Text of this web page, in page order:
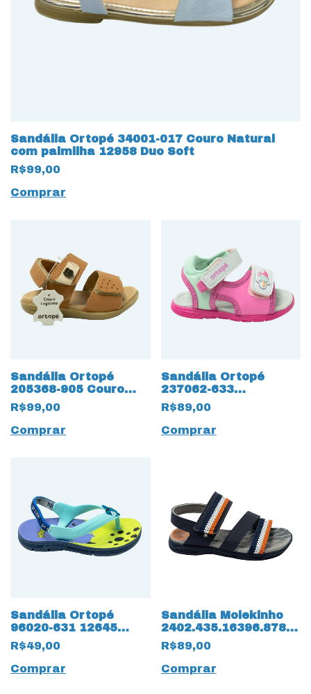
Sandália Ortopé 34001-017 Couro Natural
com palmilha 12958 Duo Soft
R$99,00
Comprar
Sandália Ortopé
205368-905 Couro
Natural com 12962
Velcro para ajuste
R$99,00
Comprar
Sandália Ortopé
237062-633
Anatômica 12647
com Velcro
R$89,00
Comprar
Sandália Ortopé
96020-631 12645
Anatômica com
elásticos
R$49,00
Comprar
Sandália Molekinho
2402.435.16396.87842
Napa Floter 14183
Marinho
R$89,00
Comprar